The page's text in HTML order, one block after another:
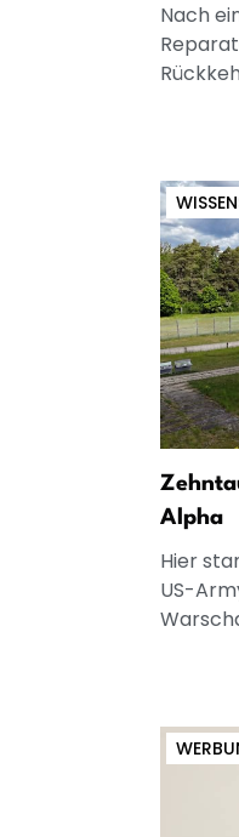
Nach
Alpha
Hier
US-